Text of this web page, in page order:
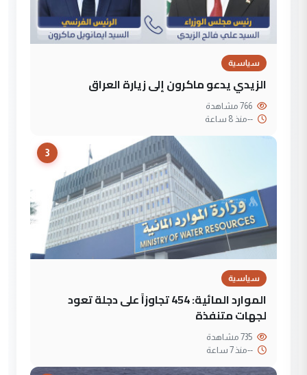
سياسية
الزيدي يدعو ماكرون إلى زيارة العراق
--منذ 8 ساعة
3
سياسية
الموارد المائية: 454 تجاوزاً على دجلة تعود
لجهات متنفذة
--منذ 7 ساعة